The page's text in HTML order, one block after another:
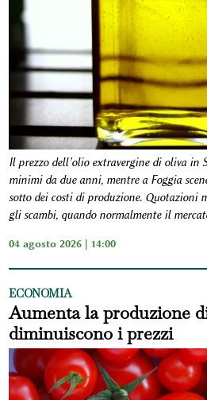
Il prezzo dell’olio extravergine di oliva in
minimi da due anni, mentre a Foggia
sotto dei costi di produzione. Quotazioni
gli scambi, quando normalmente il
04 agosto 2026 | 14:00
ECONOMIA
Aumenta la produzione
diminuiscono i prezzi